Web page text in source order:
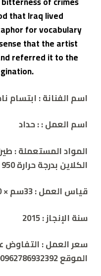
that Iraq lived
for vocabulary
that the artist
referred it to the
اسم الفنانة : ابتسام
اسم العمل :: حداد
المواد المستعملة :
الكلاين بدرجة حرارة 950
قياس العمل :33سم × 30 سم
سنة الإنجاز :2015
سعر العمل : التفاوض
الموقع 00962786932392